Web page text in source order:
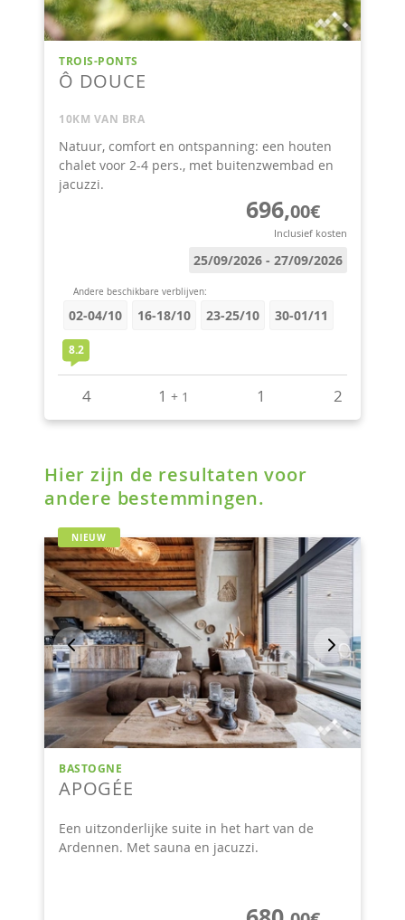
Hier zijn de resultaten voor
andere bestemmingen.